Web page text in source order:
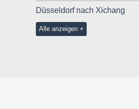
Düsseldorf nach Xichang
Alle anzeigen